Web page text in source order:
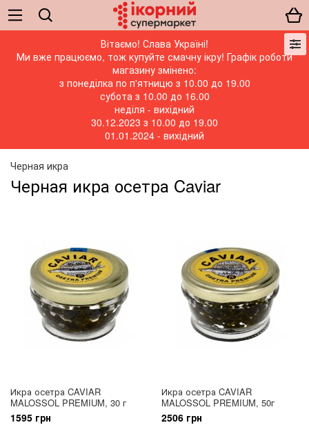
Вітаємо! Слава Україні!
Ми вже працюємо, тож купуйте смачну ікру! Графік роботи
магазину змінено:
з понеділка по п'ятницю з 10.00 до 19.00
субота з 10.00 до 16.00
неділя - вихідний
30.12.2023 з 10.00 до 19.00
01.01.2024 - вихідний
Черная икра
Черная икра осетра Caviar
Икра осетра CAVIAR
MALOSSOL PREMIUM, 30 г
1595 грн
Икра осетра CAVIAR
MALOSSOL PREMIUM, 50г
2506 грн